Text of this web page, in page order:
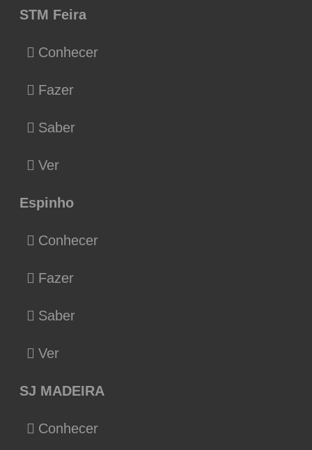
STM Feira
Conhecer
Fazer
Saber
Ver
Espinho
Conhecer
Fazer
Saber
Ver
SJ MADEIRA
Conhecer